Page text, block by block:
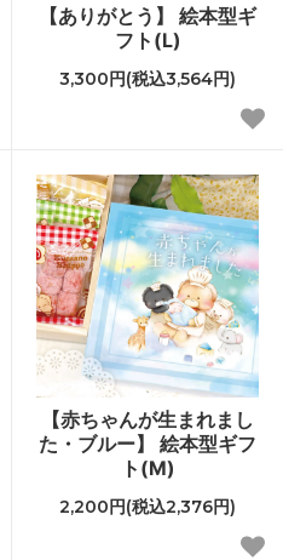
【ありがとう】 絵本型ギ
フト(L)
3,300円(税込3,564円)
【赤ちゃんが生まれまし
た・ブルー】 絵本型ギフ
ト(M)
2,200円(税込2,376円)